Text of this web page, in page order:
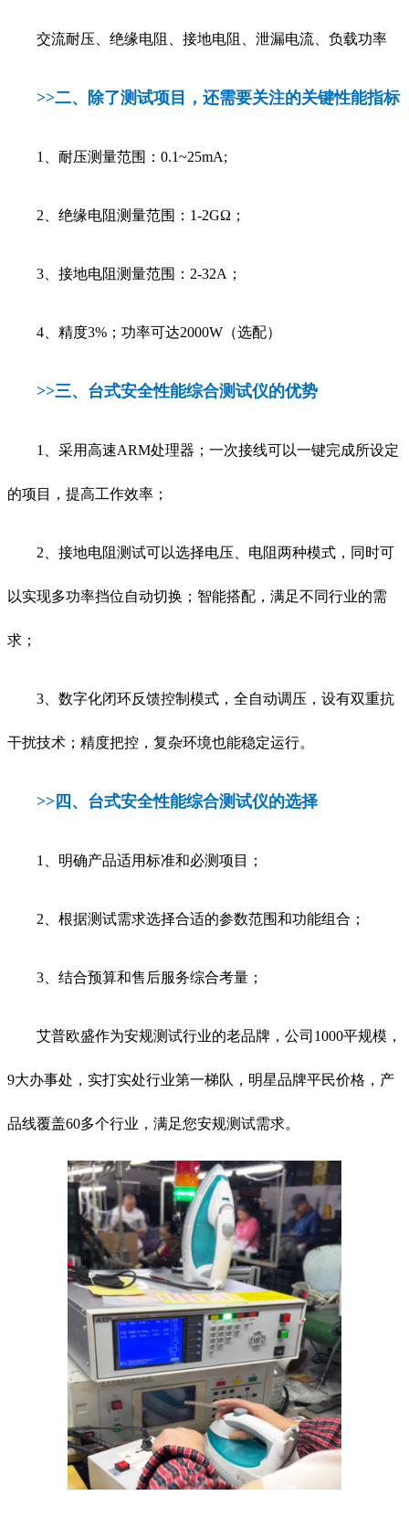
交流耐压、绝缘电阻、接地电阻、泄漏电流、负载功率
>>二、 除了测试项目，还需要关注的关键性能指标
1、耐压测量范围：0.1~25mA;
2、绝缘电阻测量范围：1-2GΩ；
3、接地电阻测量范围：2-32A；
4、精度3%；功率可达2000W（选配）
>>三、 台式安全性能综合测试仪的优势
1、采用高速ARM处理器；一次接线可以一键完成所设定
的项目，提高工作效率；
2、接地电阻测试可以选择电压、电阻两种模式，同时可
以实现多功率挡位自动切换；智能搭配，满足不同行业的需
求；
3、数字化闭环反馈控制模式，全自动调压，设有双重抗
干扰技术；精度把控，复杂环境也能稳定运行。
>>四、 台式安全性能综合测试仪的选择
1、明确产品适用标准和必测项目；
2、根据测试需求选择合适的参数范围和功能组合；
3、结合预算和售后服务综合考量；
艾普欧盛作为安规测试行业的老品牌，公司1000平规模，
9大办事处，实打实处行业第一梯队，明星品牌平民价格，产
品线覆盖60多个行业，满足您安规测试需求。